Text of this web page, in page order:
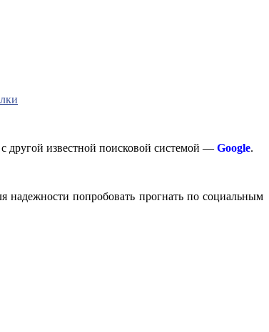
другой известной поисковой системой — Google.
надежности попробовать прогнать по социальным